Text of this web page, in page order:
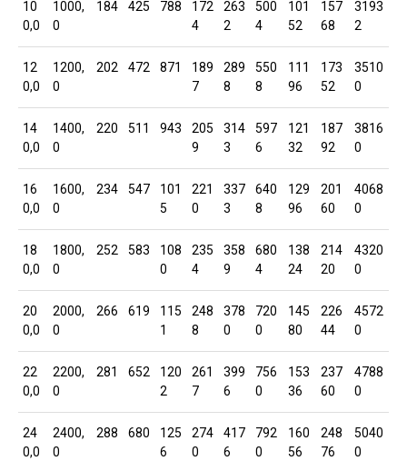
10
0,0
1000,
0
184 425 788
172
4
263
2
500
4
101
52
157
68
3193
2
12
0,0
1200,
0
202 472 871
189
7
289
8
550
8
111
96
173
52
3510
0
14
0,0
1400,
0
220 511 943
205
9
314
3
597
6
121
32
187
92
3816
0
16
0,0
1600,
0
234 547
101
5
221
0
337
3
640
8
129
96
201
60
4068
0
18
0,0
1800,
0
252 583
108
0
235
4
358
9
680
4
138
24
214
20
4320
0
20
0,0
2000,
0
266 619
115
1
248
8
378
0
720
0
145
80
226
44
4572
0
22
0,0
2200,
0
281 652
120
2
261
7
399
6
756
0
153
36
237
60
4788
0
24
0,0
2400,
0
288 680
125
6
274
0
417
6
792
0
160
56
248
76
5040
0